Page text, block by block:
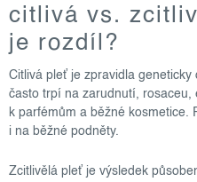
citlivá vs.
je rozdíl?
Citlivá pleť je zpravidla
často trpí na zarudnutí, rosaceu,
k parfémům a běžné kosmetice.
i na běžné podněty.
Zcitlivělá pleť je výsledek